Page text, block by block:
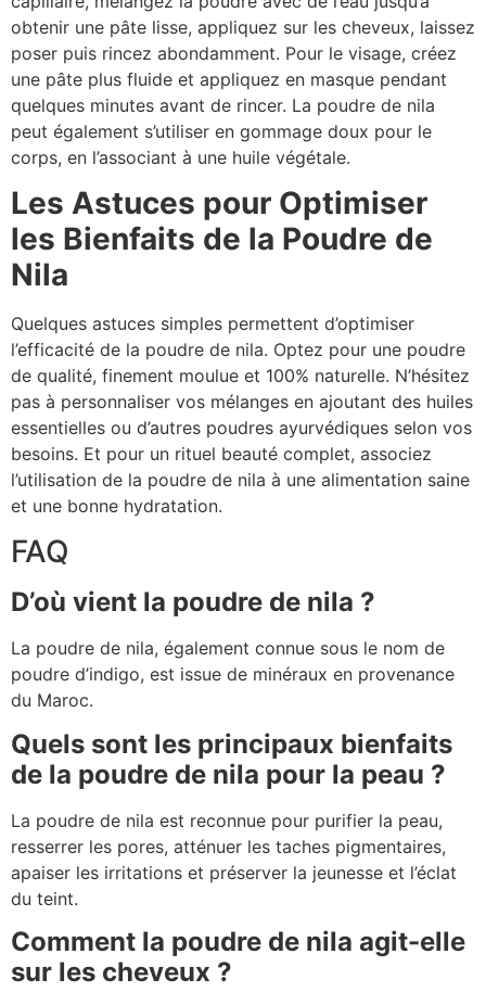
obtenir une pâte lisse, appliquez sur les cheveux, laissez
poser puis rincez abondamment. Pour le visage, créez
une pâte plus fluide et appliquez en masque pendant
quelques minutes avant de rincer. La poudre de nila
peut également s’utiliser en gommage doux pour le
corps, en l’associant à une huile végétale.
Les Astuces pour Optimiser
les Bienfaits de la Poudre de
Nila
Quelques astuces simples permettent d’optimiser
l’efficacité de la poudre de nila. Optez pour une poudre
de qualité, finement moulue et 100% naturelle. N’hésitez
pas à personnaliser vos mélanges en ajoutant des huiles
essentielles ou d’autres poudres ayurvédiques selon vos
besoins. Et pour un rituel beauté complet, associez
l’utilisation de la poudre de nila à une alimentation saine
et une bonne hydratation.
FAQ
D’où vient la poudre de nila ?
La poudre de nila, également connue sous le nom de
poudre d’indigo, est issue de minéraux en provenance
du Maroc.
Quels sont les principaux bienfaits
de la poudre de nila pour la peau ?
La poudre de nila est reconnue pour purifier la peau,
resserrer les pores, atténuer les taches pigmentaires,
apaiser les irritations et préserver la jeunesse et l’éclat
du teint.
Comment la poudre de nila agit-elle
sur les cheveux ?